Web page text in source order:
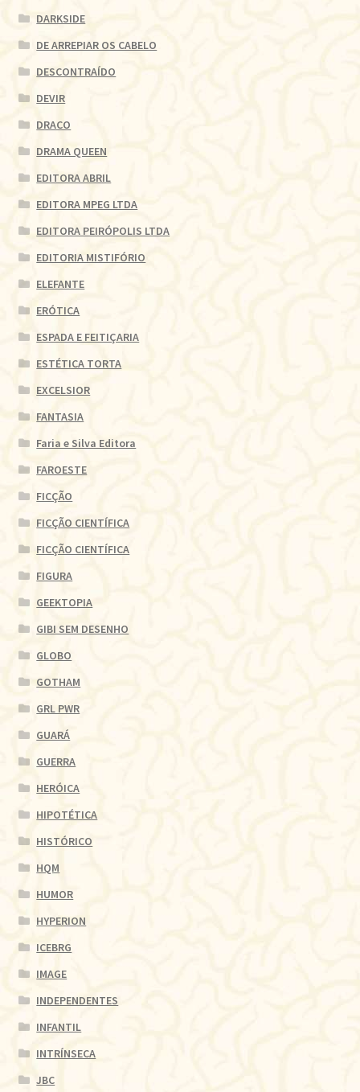
DARKSIDE
DE ARREPIAR OS CABELO
DESCONTRAÍDO
DEVIR
DRACO
DRAMA QUEEN
EDITORA ABRIL
EDITORA MPEG LTDA
EDITORA PEIRÓPOLIS LTDA
EDITORIA MISTIFÓRIO
ELEFANTE
ERÓTICA
ESPADA E FEITIÇARIA
ESTÉTICA TORTA
EXCELSIOR
FANTASIA
Faria e Silva Editora
FAROESTE
FICÇÃO
FICÇÃO CIENTÍFICA
FICÇÃO CIENTÍFICA
FIGURA
GEEKTOPIA
GIBI SEM DESENHO
GLOBO
GOTHAM
GRL PWR
GUARÁ
GUERRA
HERÓICA
HIPOTÉTICA
HISTÓRICO
HQM
HUMOR
HYPERION
ICEBRG
IMAGE
INDEPENDENTES
INFANTIL
INTRÍNSECA
JBC